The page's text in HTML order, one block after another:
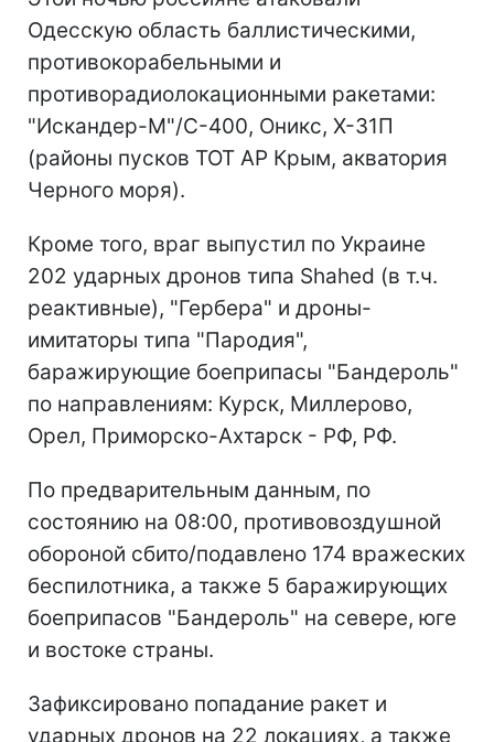
Одесскую область баллистическими,
противокорабельными и
противорадиолокационными ракетами:
"Искандер-М"/С-400, Оникс, Х-31П
(районы пусков ТОТ АР Крым, акватория
Черного моря).
Кроме того, враг выпустил по Украине
202 ударных дронов типа Shahed (в т.ч.
реактивные), "Гербера" и дроны-
имитаторы типа "Пародия",
баражирующие боеприпасы "Бандероль"
по направлениям: Курск, Миллерово,
Орел, Приморско-Ахтарск - РФ, РФ.
По предварительным данным, по
состоянию на 08:00, противовоздушной
обороной сбито/подавлено 174 вражеских
беспилотника, а также 5 баражирующих
боеприпасов "Бандероль" на севере, юге
и востоке страны.
Зафиксировано попадание ракет и
ударных дронов на 22 локациях, а также